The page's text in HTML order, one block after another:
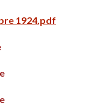
1924.pdf